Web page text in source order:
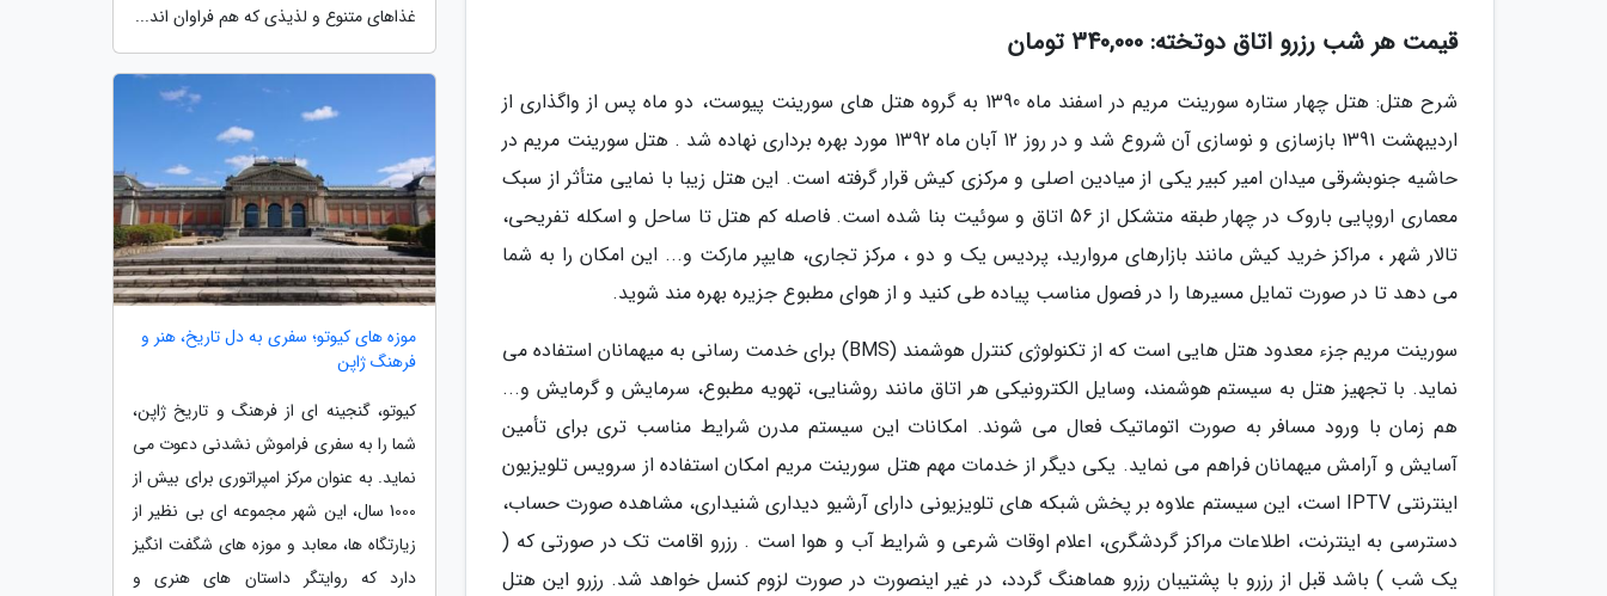
قیمت هر شب رزرو اتاق دوتخته: 340,000 تومان
شرح هتل: هتل چهار ستاره سورینت مریم در اسفند ماه 1390 به گروه هتل های سورینت پیوست، دو ماه پس از واگذاری از
اردیبهشت 1391 بازسازی و نوسازی آن شروع شد و در روز 12 آبان ماه 1392 مورد بهره برداری نهاده شد . هتل سورینت مریم در
حاشیه جنوبشرقی میدان امیر کبیر یکی از میادین اصلی و مرکزی کیش قرار گرفته است. این هتل زیبا با نمایی متأثر از سبک
معماری اروپایی باروک در چهار طبقه متشکل از 56 اتاق و سوئیت بنا شده است. فاصله کم هتل تا ساحل و اسکله تفریحی،
تالار شهر ، مراکز خرید کیش مانند بازارهای مروارید، پردیس یک و دو ، مرکز تجاری، هایپر مارکت و... این امکان را به شما
می دهد تا در صورت تمایل مسیرها را در فصول مناسب پیاده طی کنید و از هوای مطبوع جزیره بهره مند شوید.
سورینت مریم جزء معدود هتل هایی است که از تکنولوژی کنترل هوشمند (BMS) برای خدمت رسانی به میهمانان استفاده می
نماید. با تجهیز هتل به سیستم هوشمند، وسایل الکترونیکی هر اتاق مانند روشنایی، تهویه مطبوع، سرمایش و گرمایش و...
هم زمان با ورود مسافر به صورت اتوماتیک فعال می شوند. امکانات این سیستم مدرن شرایط مناسب تری برای تأمین
آسایش و آرامش میهمانان فراهم می نماید. یکی دیگر از خدمات مهم هتل سورینت مریم امکان استفاده از سرویس تلویزیون
اینترنتی IPTV است، این سیستم علاوه بر پخش شبکه های تلویزیونی دارای آرشیو دیداری شنیداری، مشاهده صورت حساب،
دسترسی به اینترنت، اطلاعات مراکز گردشگری، اعلام اوقات شرعی و شرایط آب و هوا است . رزرو اقامت تک در صورتی که (
یک شب ) باشد قبل از رزرو با پشتیبان رزرو هماهنگ گردد، در غیر اینصورت در صورت لزوم کنسل خواهد شد. رزرو این هتل
غذاهای متنوع و لذیذی که هم فراوان اند...
موزه های کیوتو؛ سفری به دل تاریخ، هنر و
فرهنگ ژاپن
کیوتو، گنجینه ای از فرهنگ و تاریخ ژاپن،
شما را به سفری فراموش نشدنی دعوت می
نماید. به عنوان مرکز امپراتوری برای بیش از
1000 سال، این شهر مجموعه ای بی نظیر از
زیارتگاه ها، معابد و موزه های شگفت انگیز
دارد که روایتگر داستان های هنری و